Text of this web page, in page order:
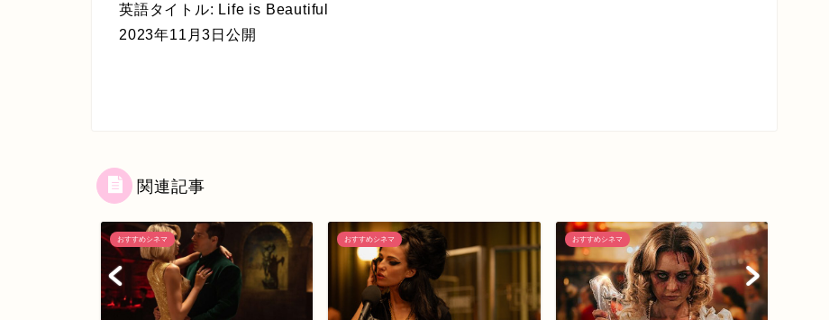
英語タイトル: Life is Beautiful
2023年11月3日公開
関連記事
おすすめシネマ おすすめシネマ おすすめシネマ